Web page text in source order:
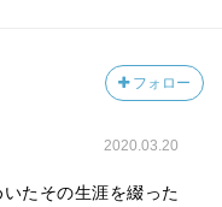
フォロー
2020.03.20
たその生涯を綴った